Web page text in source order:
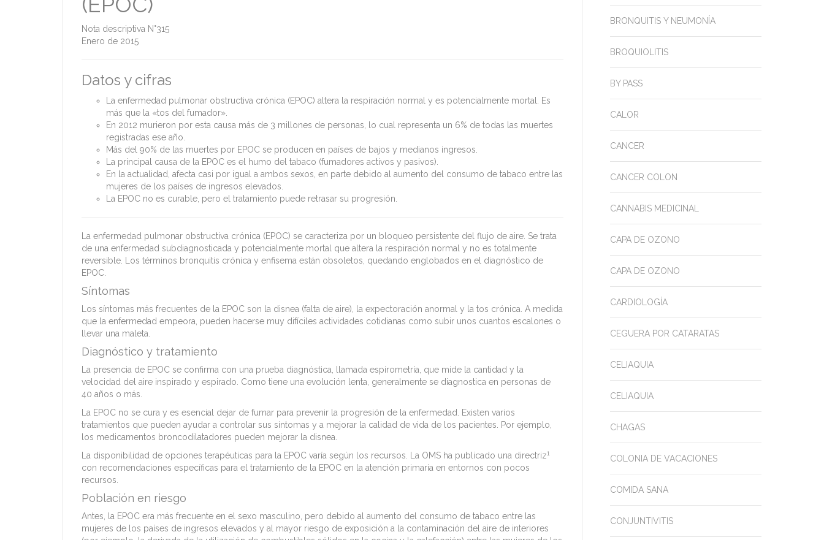
Nota descriptiva N°315
Enero de 2015
Datos y cifras
La enfermedad pulmonar obstructiva crónica (EPOC) altera la respiración normal y es potencialmente mortal. Es
más que la «tos del fumador».
En 2012 murieron por esta causa más de 3 millones de personas, lo cual representa un 6% de todas las muertes
registradas ese año.
Más del 90% de las muertes por EPOC se producen en países de bajos y medianos ingresos.
La principal causa de la EPOC es el humo del tabaco (fumadores activos y pasivos).
En la actualidad, afecta casi por igual a ambos sexos, en parte debido al aumento del consumo de tabaco entre las
mujeres de los países de ingresos elevados.
La EPOC no es curable, pero el tratamiento puede retrasar su progresión.
La enfermedad pulmonar obstructiva crónica (EPOC) se caracteriza por un bloqueo persistente del flujo de aire. Se trata
de una enfermedad subdiagnosticada y potencialmente mortal que altera la respiración normal y no es totalmente
reversible. Los términos bronquitis crónica y enfisema están obsoletos, quedando englobados en el diagnóstico de
EPOC.
Síntomas
Los síntomas más frecuentes de la EPOC son la disnea (falta de aire), la expectoración anormal y la tos crónica. A medida
que la enfermedad empeora, pueden hacerse muy difíciles actividades cotidianas como subir unos cuantos escalones o
llevar una maleta.
Diagnóstico y tratamiento
La presencia de EPOC se confirma con una prueba diagnóstica, llamada espirometría, que mide la cantidad y la
velocidad del aire inspirado y espirado. Como tiene una evolución lenta, generalmente se diagnostica en personas de
40 años o más.
La EPOC no se cura y es esencial dejar de fumar para prevenir la progresión de la enfermedad. Existen varios
tratamientos que pueden ayudar a controlar sus síntomas y a mejorar la calidad de vida de los pacientes. Por ejemplo,
los medicamentos broncodilatadores pueden mejorar la disnea.
La disponibilidad de opciones terapéuticas para la EPOC varía según los recursos. La OMS ha publicado una directriz1
con recomendaciones específicas para el tratamiento de la EPOC en la atención primaria en entornos con pocos
recursos.
Población en riesgo
Antes, la EPOC era más frecuente en el sexo masculino, pero debido al aumento del consumo de tabaco entre las
mujeres de los países de ingresos elevados y al mayor riesgo de exposición a la contaminación del aire de interiores
BRONQUITIS Y NEUMONÍA
BROQUIOLITIS
BY PASS
CALOR
CANCER
CANCER COLON
CANNABIS MEDICINAL
CAPA DE OZONO
CAPA DE OZONO
CARDIOLOGÍA
CEGUERA POR CATARATAS
CELIAQUIA
CELIAQUIA
CHAGAS
COLONIA DE VACACIONES
COMIDA SANA
CONJUNTIVITIS